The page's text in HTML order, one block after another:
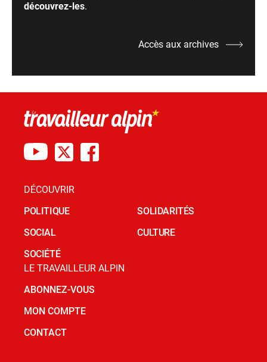
découvrez-les.
Accès aux archives
DÉCOUVRIR
POLITIQUE
SOCIAL
SOCIÉTÉ
SOLIDARITÉS
CULTURE
LE TRAVAILLEUR ALPIN
ABONNEZ-VOUS
MON COMPTE
CONTACT